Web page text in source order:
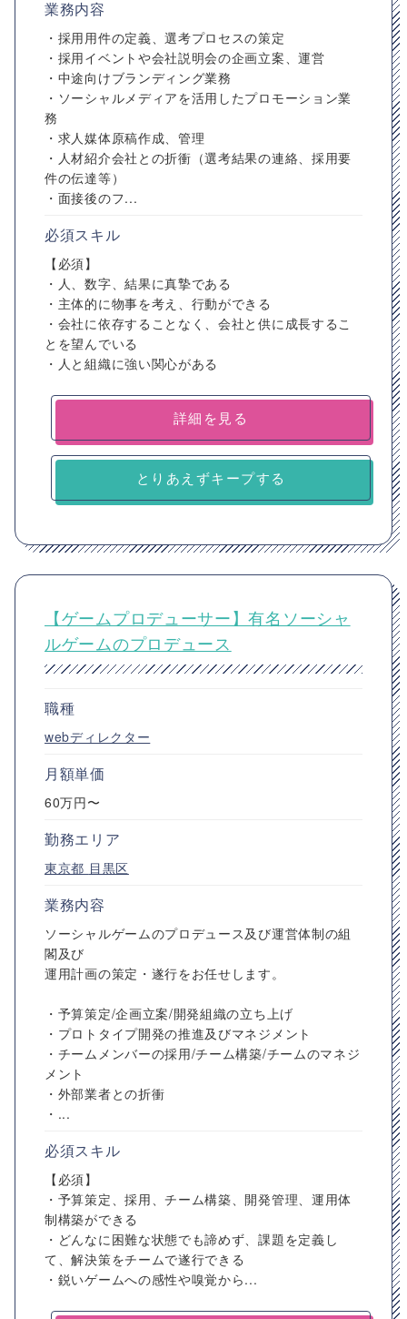
業務内容
・採用用件の定義、選考プロセスの策定
・採用イベントや会社説明会の企画立案、運営
・中途向けブランディング業務
・ソーシャルメディアを活用したプロモーション業
務
・求人媒体原稿作成、管理
・人材紹介会社との折衝（選考結果の連絡、採用要
件の伝達等）
・面接後のフ...
必須スキル
【必須】
・人、数字、結果に真摯である
・主体的に物事を考え、行動ができる
・会社に依存することなく、会社と供に成長するこ
とを望んでいる
・人と組織に強い関心がある
詳細を見る
とりあえずキープする
【ゲームプロデューサー】有名ソーシャ
ルゲームのプロデュース
職種
webディレクター
月額単価
60万円〜
勤務エリア
東京都 目黒区
業務内容
ソーシャルゲームのプロデュース及び運営体制の組
閣及び
運用計画の策定・遂行をお任せします。
・予算策定/企画立案/開発組織の立ち上げ
・プロトタイプ開発の推進及びマネジメント
・チームメンバーの採用/チーム構築/チームのマネジ
メント
・外部業者との折衝
・...
必須スキル
【必須】
・予算策定、採用、チーム構築、開発管理、運用体
制構築ができる
・どんなに困難な状態でも諦めず、課題を定義し
て、解決策をチームで遂行できる
・鋭いゲームへの感性や嗅覚から...